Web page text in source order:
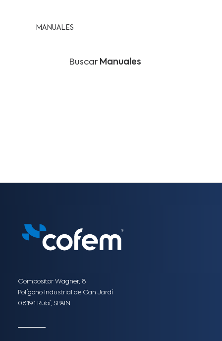
MANUALES
Buscar Manuales
Compositor Wagner, 8
Polígono Industrial de Can Jardí
08191 Rubí, SPAIN